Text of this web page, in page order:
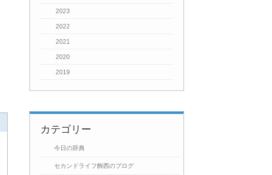
2023
2022
2021
2020
2019
カテゴリー
今日の辞典
セカンドライフ飾西のブログ